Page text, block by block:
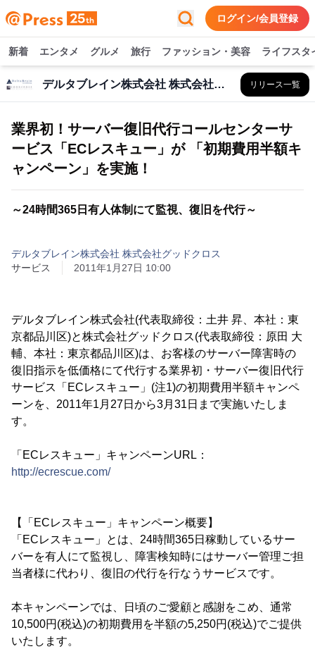
ログイン/会員登録
新着 エンタメ グルメ 旅行 ファッション・美容 ライフスタ
デルタブレイン株式会社 株式会社グッドクロス リリース一覧
業界初！サーバー復旧代行コールセンターサ
ービス「ECレスキュー」が 「初期費用半額キ
ャンペーン」を実施！
～24時間365日有人体制にて監視、復旧を代行～
デルタブレイン株式会社 株式会社グッドクロス
サービス
2011年1月27日 10:00
デルタブレイン株式会社(代表取締役：土井 昇、本社：東
京都品川区)と株式会社グッドクロス(代表取締役：原田 大
輔、本社：東京都品川区)は、お客様のサーバー障害時の
復旧指示を低価格にて代行する業界初・サーバー復旧代行
サービス「ECレスキュー」(注1)の初期費用半額キャンペ
ーンを、2011年1月27日から3月31日まで実施いたしま
す。
「ECレスキュー」キャンペーンURL：
http://ecrescue.com/
【「ECレスキュー」キャンペーン概要】
「ECレスキュー」とは、24時間365日稼動しているサー
バーを有人にて監視し、障害検知時にはサーバー管理ご担
当者様に代わり、復旧の代行を行なうサービスです。
本キャンペーンでは、日頃のご愛顧と感謝をこめ、通常
10,500円(税込)の初期費用を半額の5,250円(税込)でご提供
いたします。